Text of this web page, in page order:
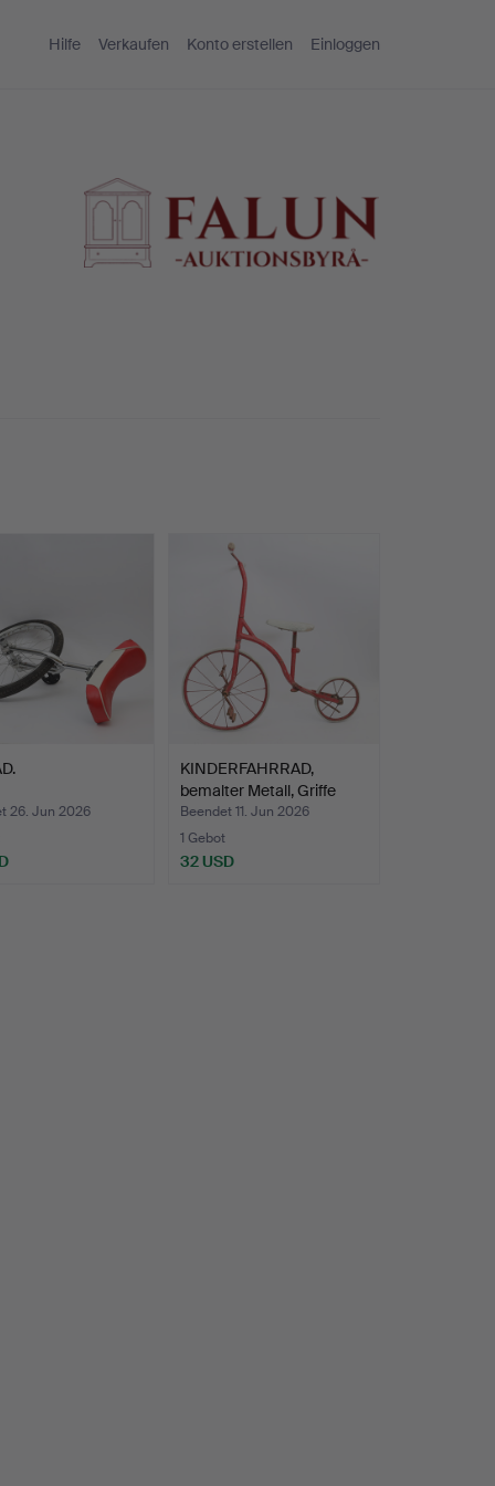
Hilfe Verkaufen Konto erstellen Einloggen
26. Jun 2026
KINDERFAHRRAD,
bemalter Metall, Griffe
und…
Beendet 11. Jun 2026
1 Gebot
32 USD